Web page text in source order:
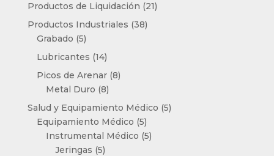
Productos de Liquidación 2121
Productos Industriales 3838
Grabado 55
productos
Lubricantes 1414
productos
Picos de Arenar 88
Metal Duro 88
productos
Salud y Equipamiento Médico 55
Equipamiento Médico 55
productos
Instrumental Médico 55
Jeringas 55